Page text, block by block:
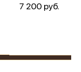
7 200 руб.